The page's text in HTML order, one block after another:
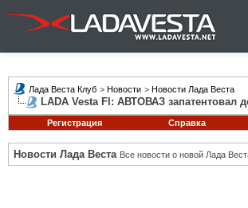
Лада Веста Клуб > Новости > Новости Лада Веста
LADA Vesta Fl: АВТОВАЗ запатентовал
Регистрация Справка
Новости Лада Веста Все новости о новой Лада